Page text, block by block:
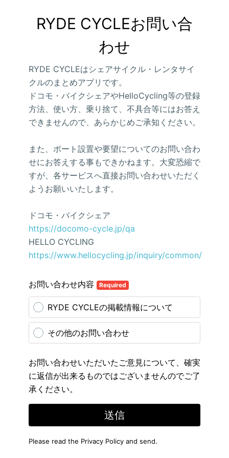
RYDE CYCLEお問い合
わせ
RYDE CYCLEはシェアサイクル・レンタサイ
クルのまとめアプリです。
ドコモ・バイクシェアやHelloCycling等の登録
方法、使い方、乗り捨て、不具合等にはお答え
できませんので、あらかじめご承知ください。
また、ポート設置や要望についてのお問い合わ
せにお答えする事もできかねます。大変恐縮で
すが、各サービスへ直接お問い合わせいただく
ようお願いいたします。
ドコモ・バイクシェア
https://docomo-cycle.jp/qa
HELLO CYCLING
https://www.hellocycling.jp/inquiry/common/
お問い合わせ内容 Required
RYDE CYCLEの掲載情報について
その他のお問い合わせ
お問い合わせいただいたご意見について、確実
に返信が出来るものではございませんのでご了
承ください。
送信
Please read the Privacy Policy and send.